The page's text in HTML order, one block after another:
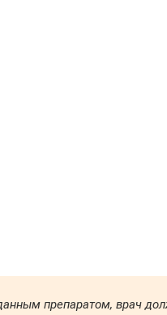
препаратом, врач